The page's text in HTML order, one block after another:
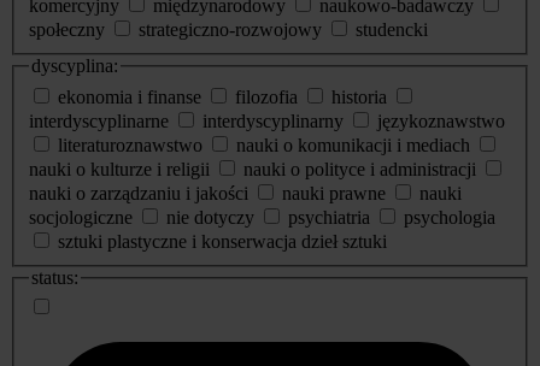
komercyjny
międzynarodowy
naukowo-badawczy
społeczny
strategiczno-rozwojowy
studencki
dyscyplina:
ekonomia i finanse
filozofia
historia
interdyscyplinarne
interdyscyplinarny
językoznawstwo
literaturoznawstwo
nauki o komunikacji i mediach
nauki o kulturze i religii
nauki o polityce i administracji
nauki o zarządzaniu i jakości
nauki prawne
nauki
socjologiczne
nie dotyczy psychiatria
psychologia
sztuki plastyczne i konserwacja dzieł sztuki
status: